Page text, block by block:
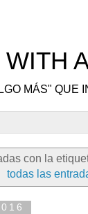
MÁS" QUE
con la
todas las